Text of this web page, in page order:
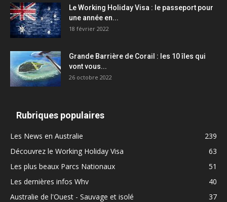
Le Working Holiday Visa : le passeport pour
une année en...
18 février 2022
Grande Barrière de Corail : les 10 îles qui
vont vous...
26 octobre 2022
Rubriques populaires
Les News en Australie
239
Découvrez le Working Holiday Visa
63
Les plus beaux Parcs Nationaux
51
Les dernières infos Whv
40
Australie de l'Ouest - Sauvage et isolé
37